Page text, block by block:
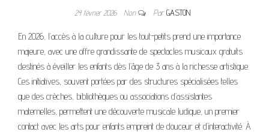
24 février 2026 Non ParGASTON
En 2026, l’accès à la culture pour les tout-petits prend une importance
majeure, avec une offre grandissante de spectacles musicaux gratuits
destinés à éveiller les enfants dès l’âge de 3 ans à la richesse artistique.
Ces initiatives, souvent portées par des structures spécialisées telles
que des crèches, bibliothèques ou associations d’assistantes
maternelles, permettent une découverte musicale ludique, un premier
contact avec les arts pour enfants empreint de douceur et d’interactivité. À